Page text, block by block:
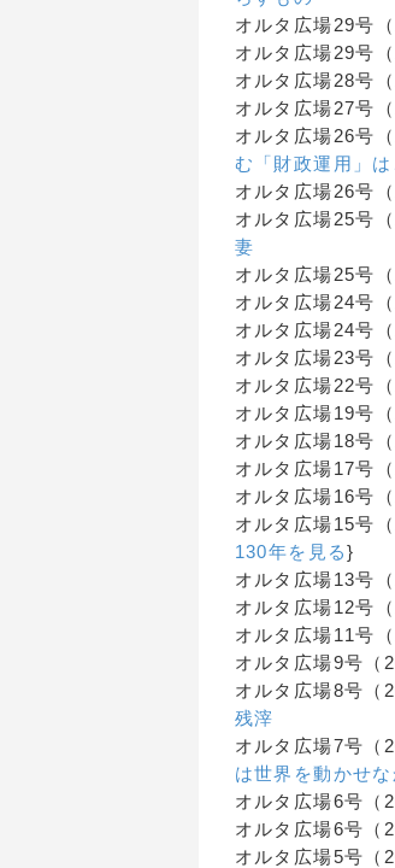
オルタ広場29号
オルタ広場29号
オルタ広場28号
オルタ広場27号
オルタ広場26号
む「財政運用」
オルタ広場26号
オルタ広場25号
妻
オルタ広場25号
オルタ広場24号
オルタ広場24号
オルタ広場23号
オルタ広場22号
オルタ広場19号
オルタ広場18号
オルタ広場17号
オルタ広場16号
オルタ広場15号
130年を見る}
オルタ広場13号
オルタ広場12号
オルタ広場11号
オルタ広場9号（
オルタ広場8号（
残滓
オルタ広場7号（
は世界を動かせ
オルタ広場6号（
オルタ広場6号（
オルタ広場5号（